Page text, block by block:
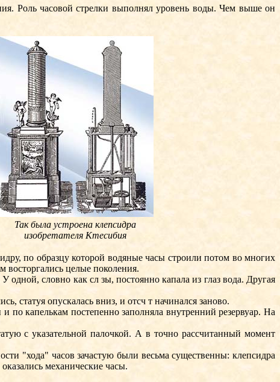
Роль часовой стрелки выполнял уровень воды. Чем выше он
Так была устроена клепсидра
изобретателя Ктесибия
по образцу которой водяные часы строили потом во многих
восторгались целые поколения.
словно как сл зы, постоянно капала из глаз вода. Другая
статуя опускалась вниз, и отсч т начинался заново.
капелькам постепенно заполняла внутренний резервуар. На
с указательной палочкой. А в точно рассчитанный момент
"хода" часов зачастую были весьма существенны: клепсидра
механические часы.